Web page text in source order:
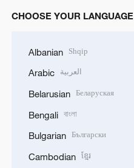
CHOOSE YOUR LANGUAGE
Albanian Shqip
Arabic العربية
Belarusian Беларуская
Bengali বাংলা
Bulgarian Български
Cambodian ខ្មែរ